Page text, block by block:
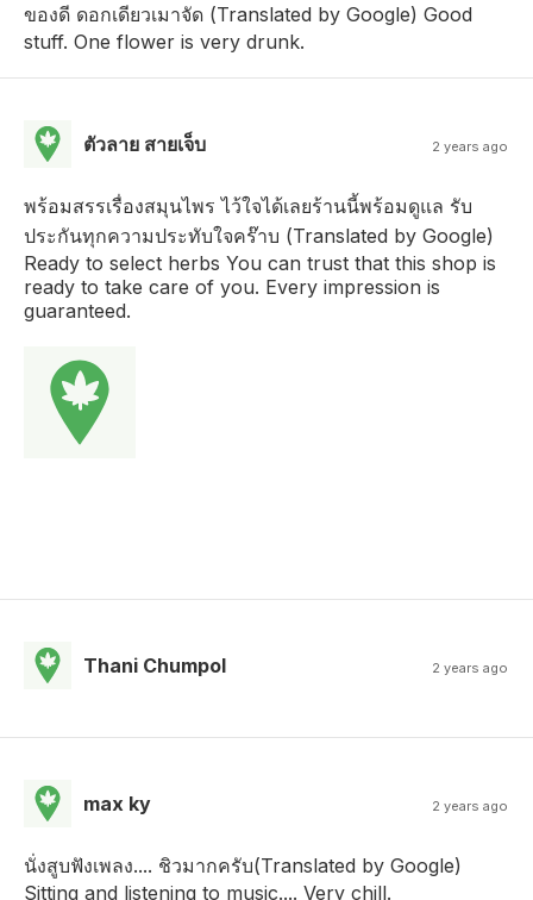
ของดี ดอกเดียวเมาจัด (Translated by Google) Good
stuff. One flower is very drunk.
ตัวลาย สายเจ็บ 2 years ago
พร้อมสรรเรื่องสมุนไพร ไว้ใจได้เลยร้านนี้พร้อมดูแล รับ
ประกันทุกความประทับใจคร๊าบ (Translated by Google)
Ready to select herbs You can trust that this shop is
ready to take care of you. Every impression is
guaranteed.
Thani Chumpol 2 years ago
max ky 2 years ago
นั่งสูบฟังเพลง.... ชิวมากครับ​ (Translated by Google)
Sitting and listening to music.... Very chill.